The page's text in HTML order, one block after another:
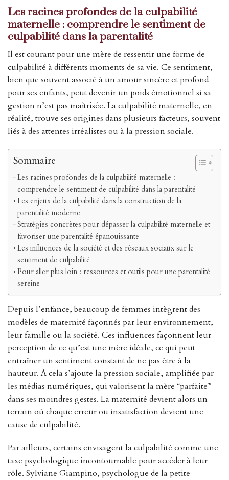
Les racines profondes de la culpabilité
maternelle : comprendre le sentiment de
culpabilité dans la parentalité
Il est courant pour une mère de ressentir une forme de
culpabilité à différents moments de sa vie. Ce sentiment,
bien que souvent associé à un amour sincère et profond
pour ses enfants, peut devenir un poids émotionnel si sa
gestion n’est pas maîtrisée. La culpabilité maternelle, en
réalité, trouve ses origines dans plusieurs facteurs, souvent
liés à des attentes irréalistes ou à la pression sociale.
Sommaire
Les racines profondes de la culpabilité maternelle :
comprendre le sentiment de culpabilité dans la parentalité
Les enjeux de la culpabilité dans la construction de la
parentalité moderne
Stratégies concrètes pour dépasser la culpabilité maternelle et
favoriser une parentalité épanouissante
Les influences de la société et des réseaux sociaux sur le
sentiment de culpabilité
Pour aller plus loin : ressources et outils pour une parentalité
sereine
Depuis l’enfance, beaucoup de femmes intègrent des
modèles de maternité façonnés par leur environnement,
leur famille ou la société. Ces influences façonnent leur
perception de ce qu’est une mère idéale, ce qui peut
entraîner un sentiment constant de ne pas être à la
hauteur. À cela s’ajoute la pression sociale, amplifiée par
les médias numériques, qui valorisent la mère “parfaite”
dans ses moindres gestes. La maternité devient alors un
terrain où chaque erreur ou insatisfaction devient une
cause de culpabilité.
Par ailleurs, certains envisagent la culpabilité comme une
taxe psychologique incontournable pour accéder à leur
rôle. Sylviane Giampino, psychologue de la petite